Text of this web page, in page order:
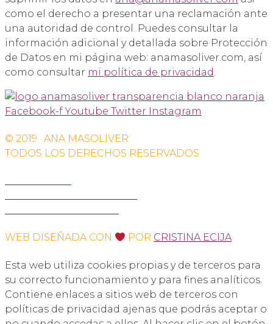
como el derecho a presentar una reclamación ante
una autoridad de control. Puedes consultar la
información adicional y detallada sobre Protección
de Datos en mi página web: anamasoliver.com, así
como consultar mi política de privacidad
Facebook-f Youtube Twitter Instagram
© 2019 · ANA MASOLIVER
TODOS LOS DERECHOS RESERVADOS
WEB DISEÑADA CON POR CRISTINA ECIJA
Esta web utiliza cookies propias y de terceros para
su correcto funcionamiento y para fines analíticos.
Contiene enlaces a sitios web de terceros con
políticas de privacidad ajenas que podrás aceptar o